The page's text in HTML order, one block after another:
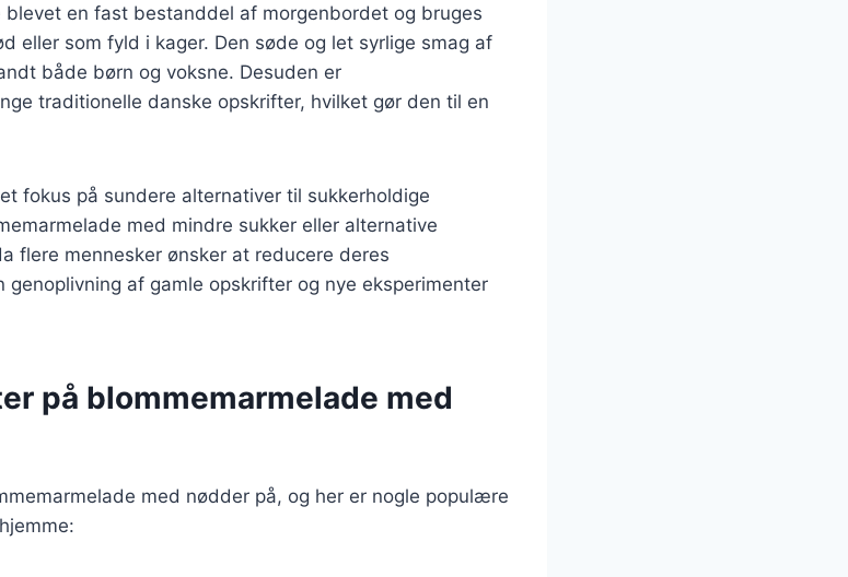
blevet en fast bestanddel af morgenbordet og bruges
eller som fyld i kager. Den søde og let syrlige smag af
både børn og voksne. Desuden er
traditionelle danske opskrifter, hvilket gør den til en
fokus på sundere alternativer til sukkerholdige
med mindre sukker eller alternative
flere mennesker ønsker at reducere deres
af gamle opskrifter og nye eksperimenter
på blommemarmelade med
med nødder på, og her er nogle populære